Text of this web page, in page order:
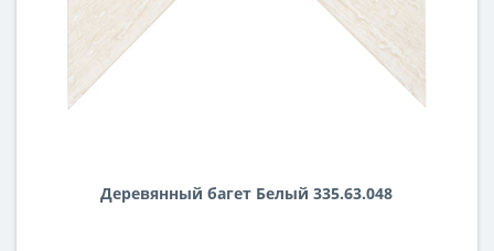
Деревянный багет Белый 335.63.048